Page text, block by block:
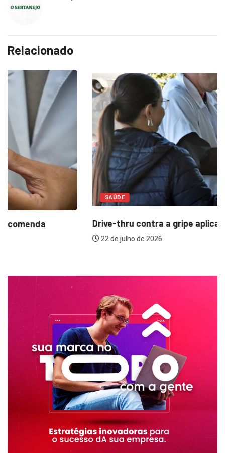
Relacionado
SAÚDE
Drive-thru contra a gripe aplica 432 doses...